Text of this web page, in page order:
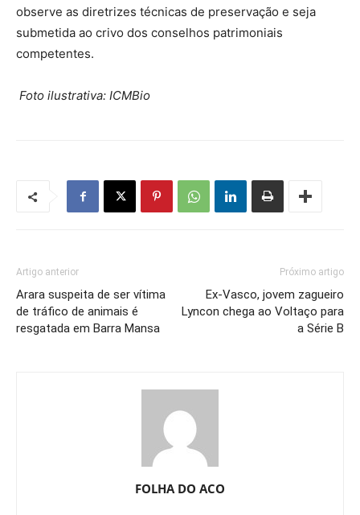
observe as diretrizes técnicas de preservação e seja
submetida ao crivo dos conselhos patrimoniais
competentes.
Foto ilustrativa: ICMBio
Artigo anterior
Arara suspeita de ser vítima
de tráfico de animais é
resgatada em Barra Mansa
Próximo artigo
Ex-Vasco, jovem zagueiro
Lyncon chega ao Voltaço para
a Série B
FOLHA DO ACO